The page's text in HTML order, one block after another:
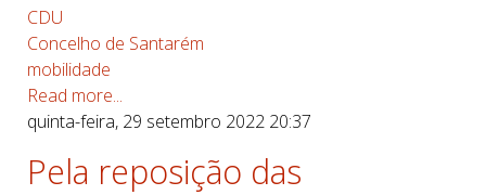
CDU
Concelho de Santarém
mobilidade
Read more...
quinta-feira, 29 setembro 2022 20:37
Pela reposição das